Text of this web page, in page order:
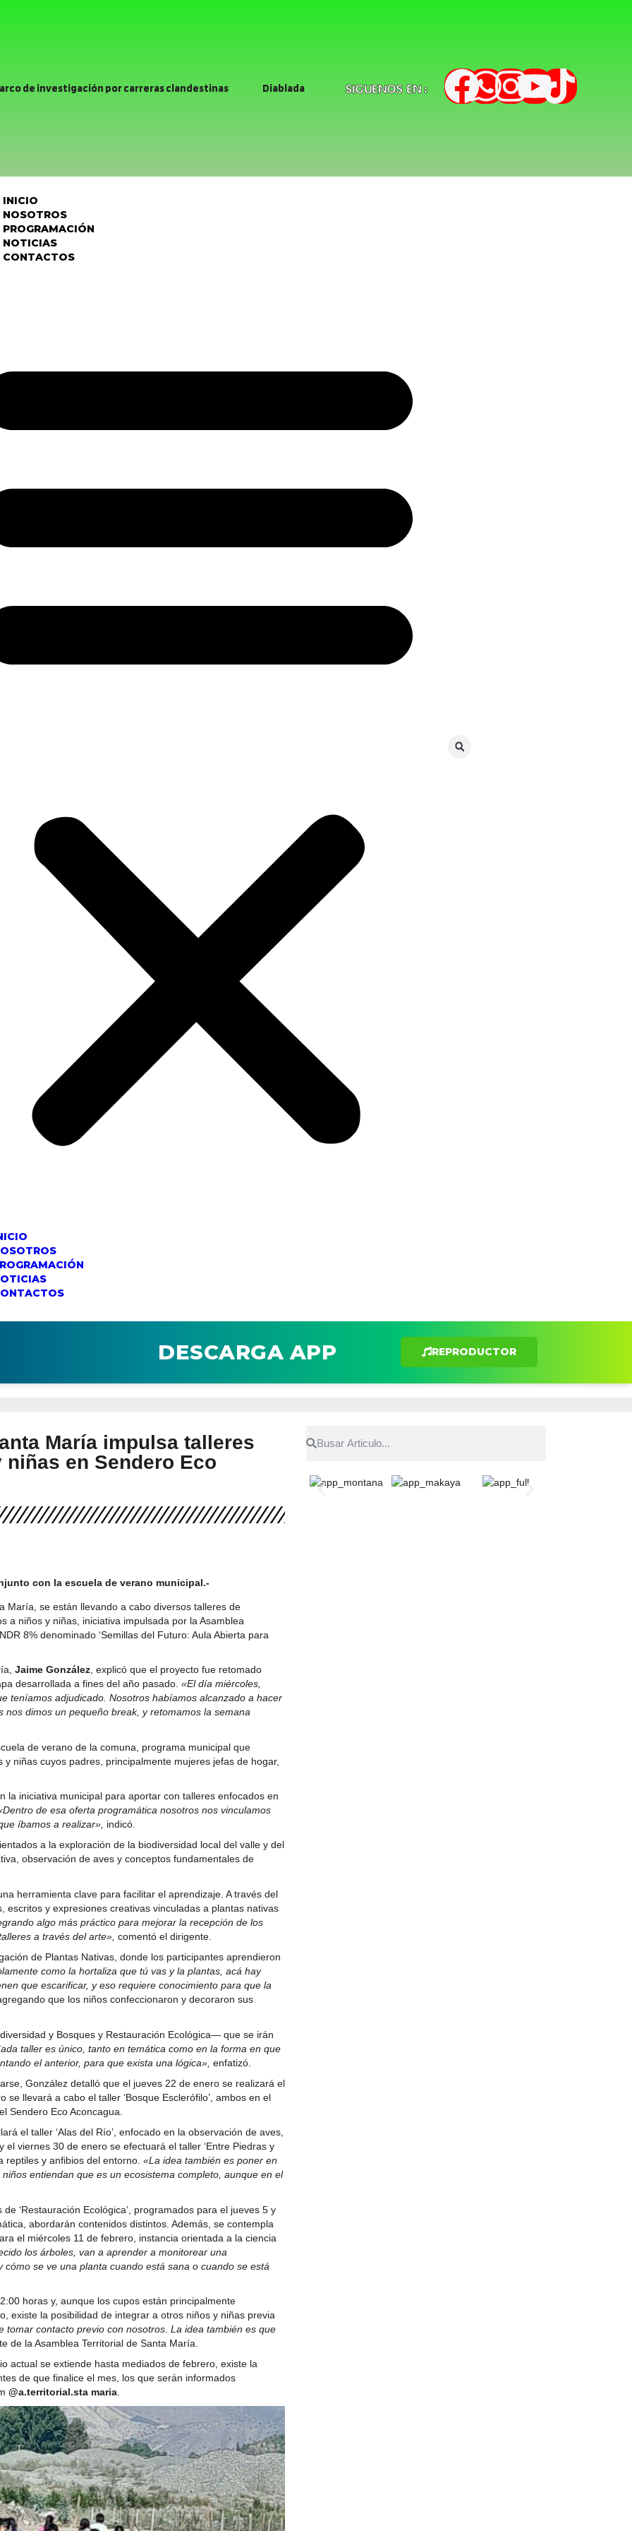
de investigación por carreras clandestinas Diablada
para conmemorar el aniversario de San Felipe
avances en tramitación para conexión domiciliaria del
SIGUENOS EN :
INICIO
NOSOTROS
PROGRAMACIÓN
NOTICIAS
CONTACTOS
DESCARGA APP REPRODUCTOR
María impulsa talleres
en Sendero Eco
con la escuela de verano municipal.-
María, se están llevando a cabo diversos talleres de
a niños y niñas, iniciativa impulsada por la Asamblea
8% denominado ‘Semillas del Futuro: Aula Abierta para
Jaime González, explicó que el proyecto fue retomado
desarrollada a fines del año pasado. «El día miércoles,
teníamos adjudicado. Nosotros habíamos alcanzado a hacer
dimos un pequeño break, y retomamos la semana
de verano de la comuna, programa municipal que
niñas cuyos padres, principalmente mujeres jefas de hogar,
la iniciativa municipal para aportar con talleres enfocados en
de esa oferta programática nosotros nos vinculamos
íbamos a realizar», indicó.
a la exploración de la biodiversidad local del valle y del
observación de aves y conceptos fundamentales de
herramienta clave para facilitar el aprendizaje. A través del
escritos y expresiones creativas vinculadas a plantas nativas
algo más práctico para mejorar la recepción de los
a través del arte», comentó el dirigente.
de Plantas Nativas, donde los participantes aprendieron
como la hortaliza que tú vas y la plantas, acá hay
que escarificar, y eso requiere conocimiento para que la
que los niños confeccionaron y decoraron sus
y Bosques y Restauración Ecológica— que se irán
taller es único, tanto en temática como en la forma en que
el anterior, para que exista una lógica», enfatizó.
González detalló que el jueves 22 de enero se realizará el
se llevará a cabo el taller ‘Bosque Esclerófilo’, ambos en el
Sendero Eco Aconcagua.
el taller ‘Alas del Río’, enfocado en la observación de aves,
el viernes 30 de enero se efectuará el taller ‘Entre Piedras y
reptiles y anfibios del entorno. «La idea también es poner en
entiendan que es un ecosistema completo, aunque en el
‘Restauración Ecológica’, programados para el jueves 5 y
abordarán contenidos distintos. Además, se contempla
el miércoles 11 de febrero, instancia orientada a la ciencia
los árboles, van a aprender a monitorear una
se ve una planta cuando está sana o cuando se está
horas y, aunque los cupos están principalmente
existe la posibilidad de integrar a otros niños y niñas previa
contacto previo con nosotros. La idea también es que
de la Asamblea Territorial de Santa María.
actual se extiende hasta mediados de febrero, existe la
de que finalice el mes, los que serán informados
@a.territorial.sta maria.